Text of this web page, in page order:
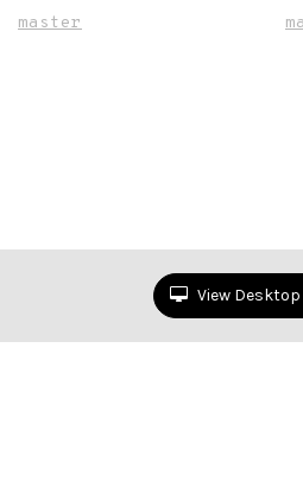
master
View